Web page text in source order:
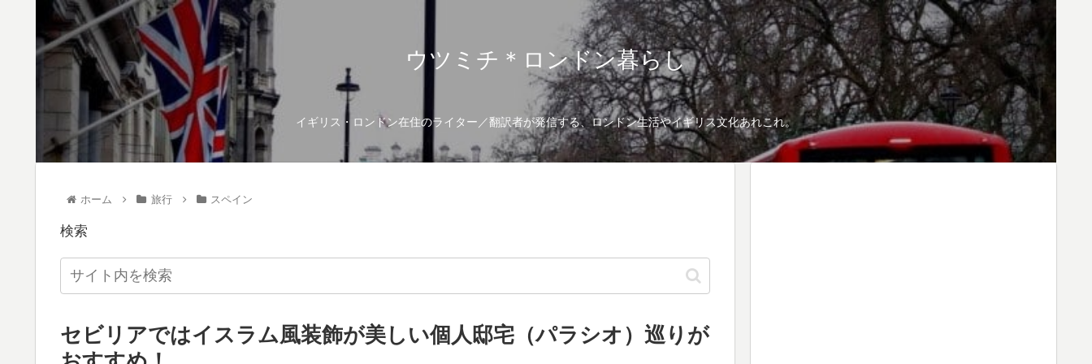
ウツミチ＊ロンドン暮らし
イギリス・ロンドン在住のライター／翻訳者が発信する、ロンドン生活やイギリス文化あれこれ。
ホーム 旅行 スペイン
検索
セビリアではイスラム風装飾が美しい個人邸宅（パラシオ）巡りが